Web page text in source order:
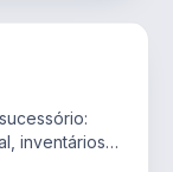
inventários